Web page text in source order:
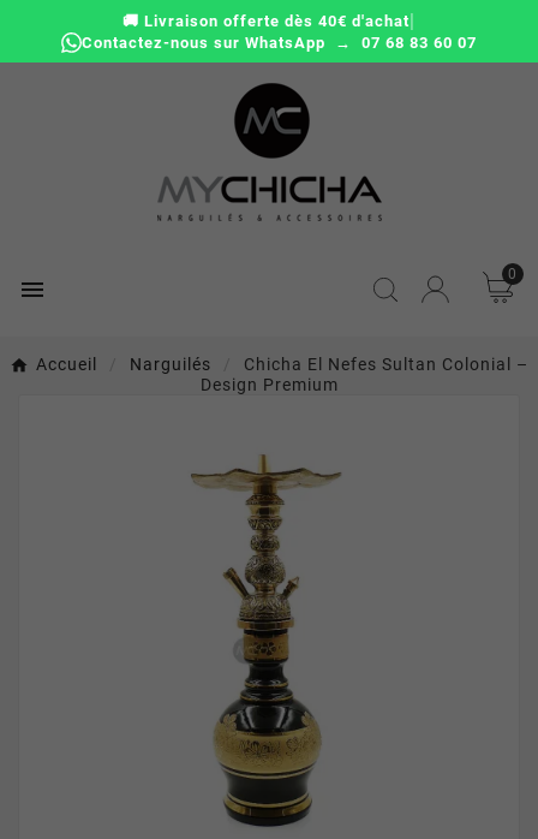
🚚 Livraison offerte dès 40€ d'achat|
Contactez-nous sur WhatsApp → 07 68 83 60 07

0
Accueil Narguilés
Chicha El Nefes Sultan Colonial –
Design Premium